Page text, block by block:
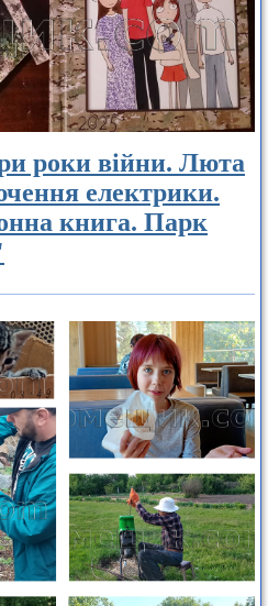
роки війни. Люта
електрики.
книга. Парк